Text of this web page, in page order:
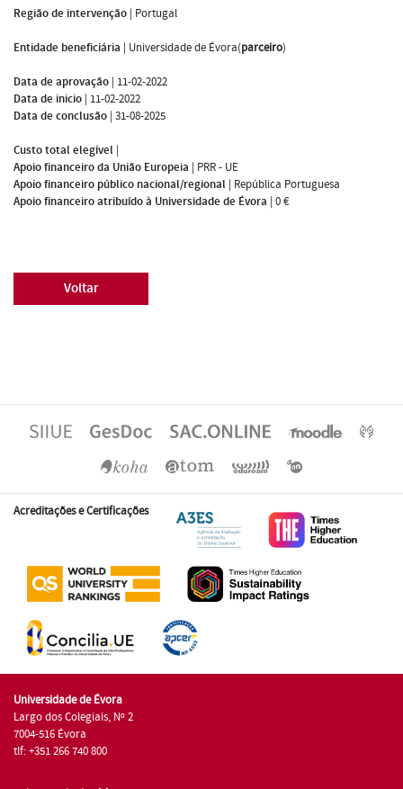
Região de intervenção | Portugal
Entidade beneficiária | Universidade de Évora(parceiro)
Data de aprovação | 11-02-2022
Data de inicio | 11-02-2022
Data de conclusão | 31-08-2025
Custo total elegível |
Apoio financeiro da União Europeia | PRR - UE
Apoio financeiro público nacional/regional | República Portuguesa
Apoio financeiro atribuído à Universidade de Évora | 0 €
Voltar
Acreditações e Certificações
Universidade de Évora
Largo dos Colegiais, Nº 2
7004-516 Évora
tlf: +351 266 740 800